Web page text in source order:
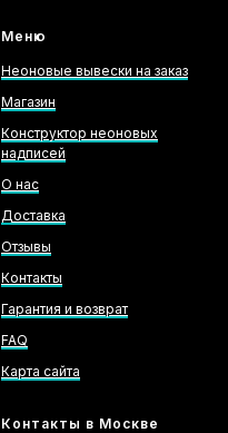
Меню
Неоновые вывески на заказ
Магазин
Конструктор неоновых
надписей
О нас
Доставка
Отзывы
Контакты
Гарантия и возврат
FAQ
Карта сайта
Контакты в Москве